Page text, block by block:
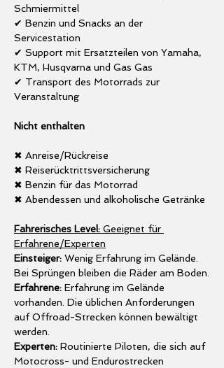
Schmiermittel
✔ Benzin und Snacks an der
Servicestation
✔ Support mit Ersatzteilen von Yamaha,
KTM, Husqvarna und Gas Gas
✔ Transport des Motorrads zur
Veranstaltung
Nicht enthalten
✖ Anreise/Rückreise
✖ Reiserücktrittsversicherung
✖ Benzin für das Motorrad
✖ Abendessen und alkoholische Getränke
Fahrerisches Level: Geeignet für
Erfahrene/Experten
Einsteiger: Wenig Erfahrung im Gelände.
Bei Sprüngen bleiben die Räder am Boden.
Erfahrene: Erfahrung im Gelände
vorhanden. Die üblichen Anforderungen
auf Offroad-Strecken können bewältigt
werden.
Experten: Routinierte Piloten, die sich auf
Motocross- und Endurostrecken